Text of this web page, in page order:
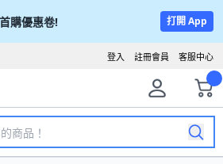
首購優惠卷! 打開 App
客服中心
註冊會員
登入